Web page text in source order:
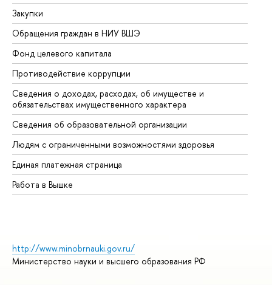
Закупки
Обращения граждан в НИУ ВШЭ
Фонд целевого капитала
Противодействие коррупции
Сведения о доходах, расходах, об имуществе и
обязательствах имущественного характера
Сведения об образовательной организации
Людям с ограниченными возможностями здоровья
Единая платежная страница
Работа в Вышке
http://www.minobrnauki.gov.ru/
Министерство науки и высшего образования РФ